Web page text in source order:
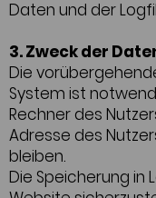
Daten und der
3. Zweck der
Die
System ist
Rechner des
Adresse des
bleiben.
Die Speicherung in